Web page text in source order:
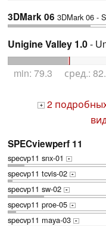
3DMark 06 3DMark 06 -
Unigine Valley 1.0-
min: 79.3 сред.:
+ 2
SPECviewperf 11
specvp11 snx-01 +
specvp11 tcvis-02 +
specvp11 sw-02 +
specvp11 proe-05 +
specvp11 maya-03 +